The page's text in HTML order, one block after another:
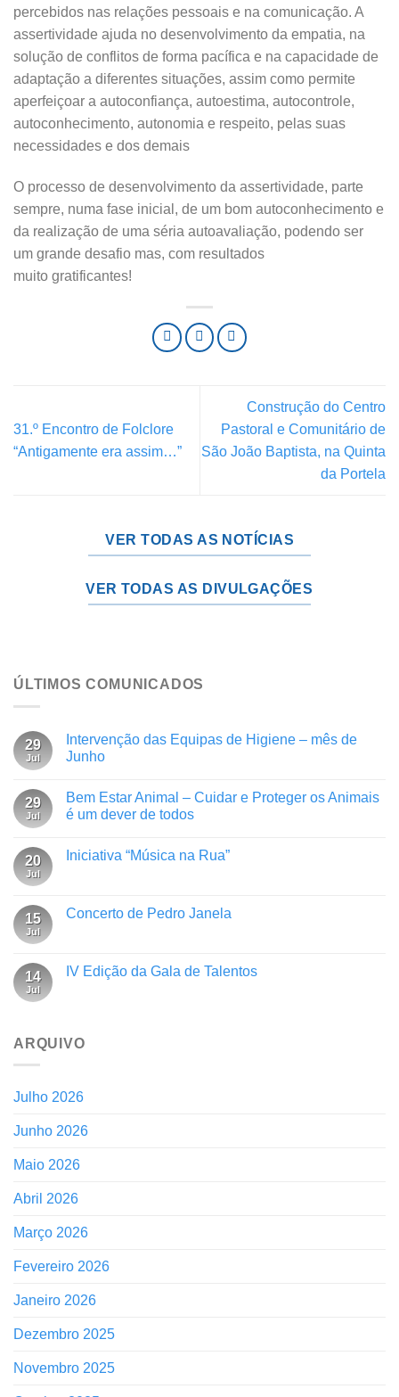
percebidos nas relações pessoais e na comunicação. A
assertividade ajuda no desenvolvimento da empatia, na
solução de conflitos de forma pacífica e na capacidade de
adaptação a diferentes situações, assim como permite
aperfeiçoar a autoconfiança, autoestima, autocontrole,
autoconhecimento, autonomia e respeito, pelas suas
necessidades e dos demais
O processo de desenvolvimento da assertividade, parte
sempre, numa fase inicial, de um bom autoconhecimento e
da realização de uma séria autoavaliação, podendo ser
um grande desafio mas, com resultados
muito gratificantes!
31.º Encontro de Folclore
“Antigamente era assim…”
Construção do Centro
Pastoral e Comunitário de
São João Baptista, na Quinta
da Portela
VER TODAS AS NOTÍCIAS
VER TODAS AS DIVULGAÇÕES
ÚLTIMOS COMUNICADOS
29
Jul
Intervenção das Equipas de Higiene – mês de
Junho
29
Jul
Bem Estar Animal – Cuidar e Proteger os Animais
é um dever de todos
20
Jul
Iniciativa “Música na Rua”
15
Jul
Concerto de Pedro Janela
14
Jul
IV Edição da Gala de Talentos
ARQUIVO
Julho 2026
Junho 2026
Maio 2026
Abril 2026
Março 2026
Fevereiro 2026
Janeiro 2026
Dezembro 2025
Novembro 2025